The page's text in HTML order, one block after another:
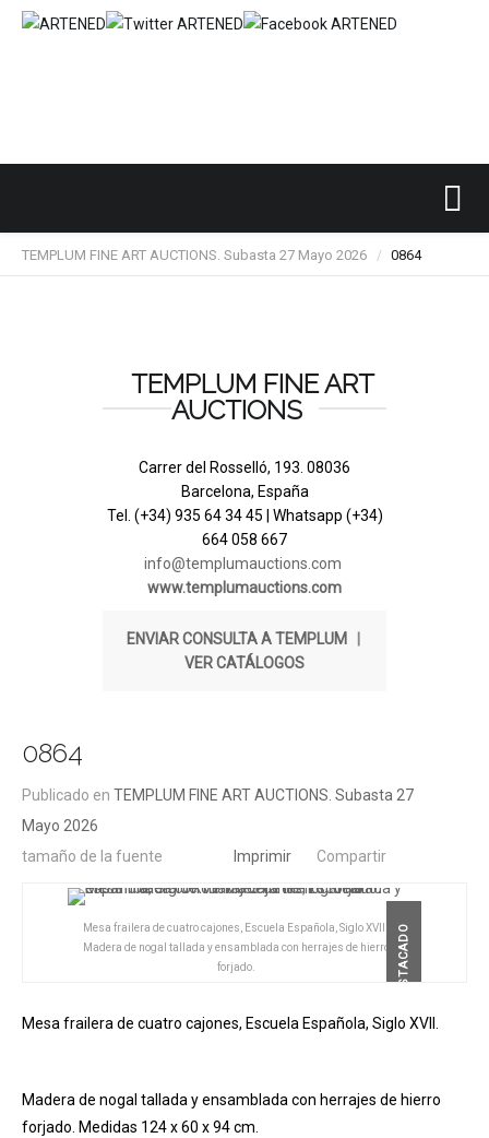
TEMPLUM FINE ART AUCTIONS. Subasta 27 Mayo 2026 / 0864
TEMPLUM FINE ART
AUCTIONS
Carrer del Rosselló, 193. 08036
Barcelona, España
Tel. (+34) 935 64 34 45 | Whatsapp (+34)
664 058 667
info@templumauctions.com
www.templumauctions.com
ENVIAR CONSULTA A TEMPLUM
VER CATÁLOGOS
0864
Publicado en TEMPLUM FINE ART AUCTIONS. Subasta 27
Mayo 2026
tamaño de la fuente
Imprimir Compartir
DESTACADO
Mesa frailera de cuatro cajones, Escuela Española, Siglo XVII.
Madera de nogal tallada y ensamblada con herrajes de hierro
forjado.
Mesa frailera de cuatro cajones, Escuela Española, Siglo XVII.
Madera de nogal tallada y ensamblada con herrajes de hierro
forjado. Medidas 124 x 60 x 94 cm.